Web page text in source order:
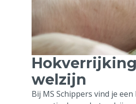
welzijn
Bij MS Schippers vind je